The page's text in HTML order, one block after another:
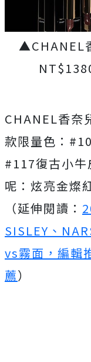
▲CHANEL
CHANEL香奈
款限量色：
#117復古小
呢：炫亮金燦
（延伸閱讀：
SISLEY、
vs霧面，編輯
薦）